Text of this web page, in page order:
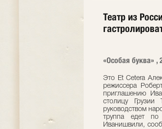
Театр из
«Особая буква» ,
Это Et Cetera
режиссера
приглашению
столицу
руководством
труппа едет по
Иванишвили,